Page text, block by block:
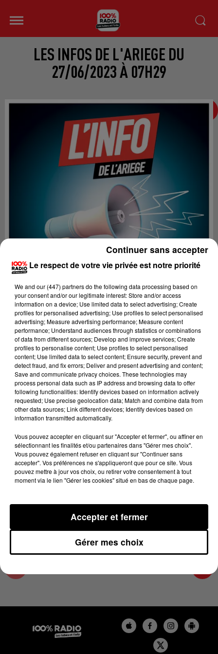
LES INFOS DE L'ARIEGE DU
27/06/2023 À 07H29
Lecture (4 min 24 sec)
100%
100% Radio les infos de l'Ariege
27 juin 2023 - 4 min 24 sec
LES INFOS DE L'ARIEGE DU 27/06/2023 À
07H29
Podcasts infos de l'Ariège
Le respect de votre vie privée est notre priorité
We and our (447) partnersdo the following data processing based on
your consent and/or our legitimate interest: Store and/or access
information on a device; Use limited data to select advertising; Create
profiles for personalised advertising; Use profiles to select personalised
advertising; Measure advertising performance; Measure content
performance; Understand audiences through statistics or combinations
of data from different sources; Develop and improve services; Create
profiles to personalise content; Use profiles to select personalised
content; Use limited data to select content; Ensure security, prevent and
detect fraud, and fix errors; Deliver and present advertising and content;
Save and communicate privacy choices. These technologies may
process personal data such as IP address and browsing data to offer
following functionalities: Identify devices based on information actively
requested; Use precise geolocation data; Match and combine data from
other data sources; Link different devices; Identify devices based on
information transmitted automatically.
Vous pouvez accepter en cliquant sur "Accepter et fermer", ou affiner en
sélectionnant les finalités et/ou partenaires dans "Gérer mes choix".
Vous pouvez également refuser en cliquant sur "Continuer sans
accepter". Vos préférences ne s'appliqueront que pour ce site. Vous
pouvez mettre à jour vos choix, ou retirer votre consentement à tout
moment via le lien "Gérer les cookies" situé en bas de chaque page.
Gérer mes choix
Accepter et fermer
Continuer sans accepter